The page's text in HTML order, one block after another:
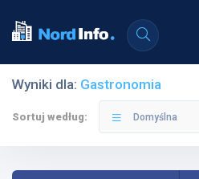
Wyniki dla: Gastronomia
Sortuj według: Domyślna